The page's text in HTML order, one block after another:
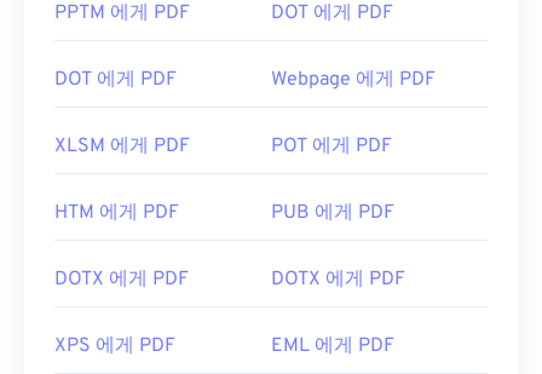
PPTM 에게 PDF DOT 에게 PDF
DOT 에게 PDF Webpage 에게 PDF
XLSM 에게 PDF POT 에게 PDF
HTM 에게 PDF PUB 에게 PDF
DOTX 에게 PDF DOTX 에게 PDF
XPS 에게 PDF EML 에게 PDF